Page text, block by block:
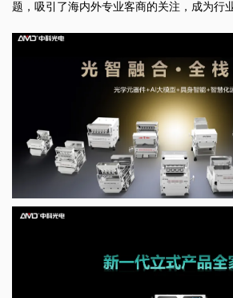
题，吸引了海内外专业客商的关注，成为行